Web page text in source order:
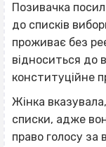
Позивачка
до списків
проживає без
відноситься до
конституційне
Жінка
списки, адже
право голосу за